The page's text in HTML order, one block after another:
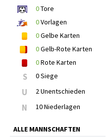
0Tore
0Vorlagen
0Gelbe Karten
0Gelb-Rote Karten
0Rote Karten
S 0 Siege
U 2 Unentschieden
N 10 Niederlagen
ALLE MANNSCHAFTEN